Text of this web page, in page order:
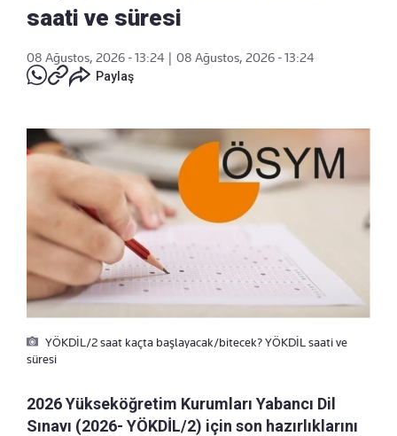
saati ve süresi
08 Ağustos, 2026 - 13:24
08 Ağustos, 2026 - 13:24
Paylaş
YÖKDİL/2 saat kaçta başlayacak/bitecek? YÖKDİL saati ve
süresi
2026 Yükseköğretim Kurumları Yabancı Dil
Sınavı (2026- YÖKDİL/2) için son hazırlıklarını